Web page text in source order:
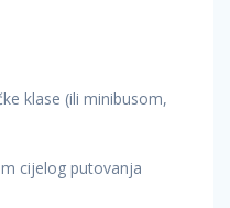
klase (ili minibusom,
cijelog putovanja